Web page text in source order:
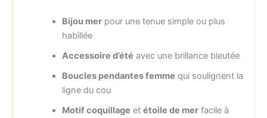
Bijou merpour une tenue simple ou plus
habillée
Accessoire d’été avec une brillance bleutée
Boucles pendantes femme qui soulignent la
ligne du cou
Motif coquillage et étoile de merfacile à